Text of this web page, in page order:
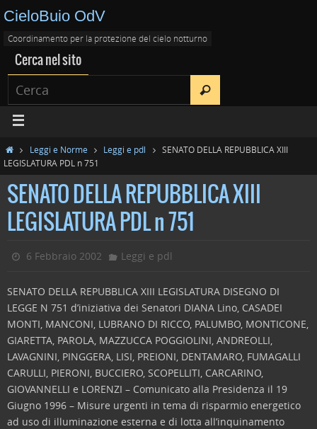
CieloBuio OdV
Coordinamento per la protezione del cielo notturno
Cerca nel sito
Leggi e Norme Leggi e pdl
SENATO DELLA REPUBBLICA XIII
LEGISLATURA PDL n 751
SENATO DELLA REPUBBLICA XIII
LEGISLATURA PDL n 751
6 Febbraio 2002 Leggi e pdl
SENATO DELLA REPUBBLICA XIII LEGISLATURA DISEGNO DI
LEGGE N 751 d’iniziativa dei Senatori DIANA Lino, CASADEI
MONTI, MANCONI, LUBRANO DI RICCO, PALUMBO, MONTICONE,
GIARETTA, PAROLA, MAZZUCCA POGGIOLINI, ANDREOLLI,
LAVAGNINI, PINGGERA, LISI, PREIONI, DENTAMARO, FUMAGALLI
CARULLI, PIERONI, BUCCIERO, SCOPELLITI, CARCARINO,
GIOVANNELLI e LORENZI – Comunicato alla Presidenza il 19
Giugno 1996 – Misure urgenti in tema di risparmio energetico
ad uso di illuminazione esterna e di lotta all’inquinamento